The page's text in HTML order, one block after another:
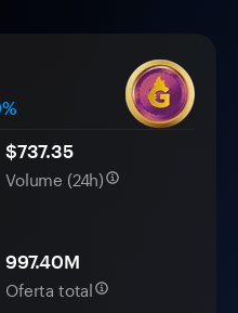
$737.35
Volume (24h)
997.40M
Oferta total